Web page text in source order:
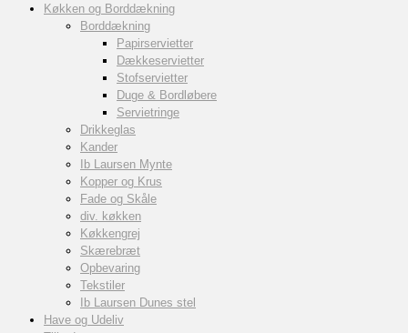
Køkken og Borddækning
Borddækning
Papirservietter
Dækkeservietter
Stofservietter
Duge & Bordløbere
Servietringe
Drikkeglas
Kander
Ib Laursen Mynte
Kopper og Krus
Fade og Skåle
div. køkken
Køkkengrej
Skærebræt
Opbevaring
Tekstiler
Ib Laursen Dunes stel
Have og Udeliv